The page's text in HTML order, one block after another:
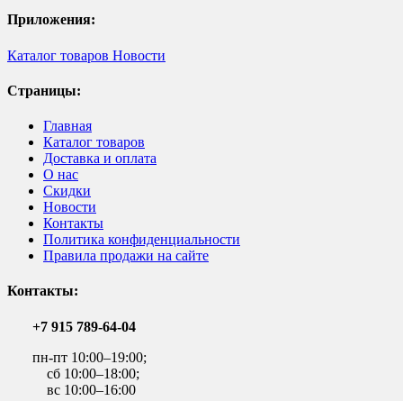
Приложения:
Каталог товаров Новости
Страницы:
Главная
Каталог товаров
Доставка и оплата
О нас
Скидки
Новости
Контакты
Политика конфиденциальности
Правила продажи на сайте
Контакты:
+7 915 789-64-04
пн-пт 10:00–19:00;
сб 10:00–18:00;
вс 10:00–16:00